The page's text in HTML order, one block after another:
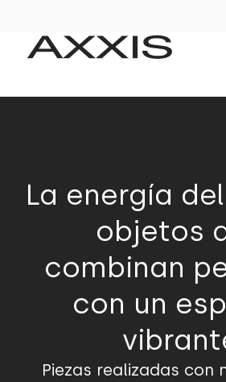
La energía
objetos
combinan
con un
Piezas realizadas con